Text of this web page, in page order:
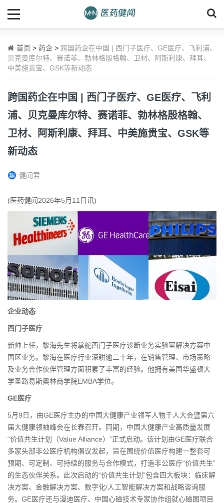
首页 > 药企 > 跨国药企在中国 | 西门子医疗、GE医疗、飞利浦、
贝克曼库尔特、赛诺菲、勃林格殷格翰、卫材、阿斯利康、拜耳、
中美施贵宝、GSK等新动态
跨国药企在中国 | 西门子医疗、GE医疗、飞利
浦、贝克曼库尔特、赛诺菲、勃林格殷格翰、
卫材、阿斯利康、拜耳、中美施贵宝、GSK等
新动态
健闻君
(医药健闻2026年5月11日讯)
企业动态
西门子医疗
新帅上任，黎海先生将掌舵西门子医疗诊断业务实验室解决方案中
国区业务。黎海在医疗行业深耕逾二十年，在销售管理、市场策略
及业务合作伙伴管理方面积累了丰富的经验。他拥有美国华盛顿大
学圣路易斯奥林商学院EMBA学位。
GE医疗
5月9日，由GE医疗主办的中国大健康产业领军人物千人大会暨第六
届大健康领袖峰会在长春召开。同期，中国大健康产业高质量发展
“价值共生计划（Value Alliance）”正式启动。该计划由GE医疗联合
多家头部非公医疗机构倡议发起，旨在围绕价值医疗构建一整套可
预期、可定制、可持续的服务与合作模式，打造非公医疗“价值共生”
的生态伙伴关系。此次启动的“价值共生计划”包含四大板块：临床解
决方案、金融解决方案、数字化/人工智能解决方案和战略咨询服
务。GE医疗还与漫迪医疗、中国心磁技术专家协作组就心磁图项目